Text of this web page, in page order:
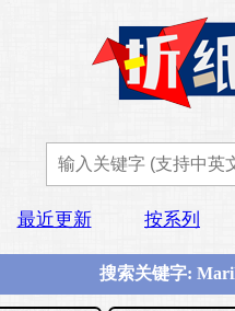
最近更新 按系列
搜索关键字: